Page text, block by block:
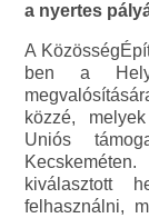
a nyertes
A
ben a Helyi
közzé,
Uniós
kiválasztott
felhasználni,